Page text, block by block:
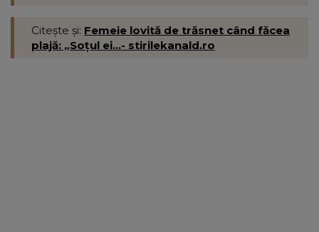
Citește și: Femeie lovită de trăsnet când făcea
plajă: „Soțul ei...- stirilekanald.ro